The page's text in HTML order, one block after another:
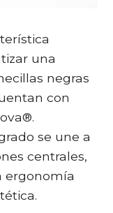
una
negras
con
se une a
centrales,
ergonomía